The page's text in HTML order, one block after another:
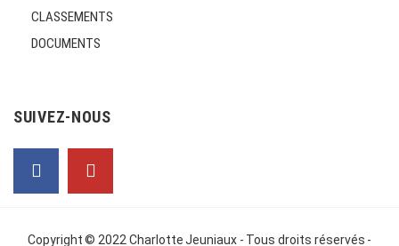
CLASSEMENTS
DOCUMENTS
SUIVEZ-NOUS
Copyright © 2022 Charlotte Jeuniaux - Tous droits réservés -